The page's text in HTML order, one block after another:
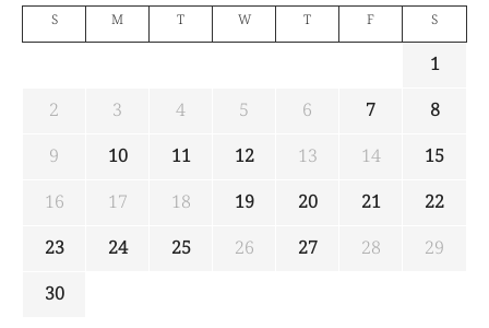
S M T W T F S
1
2
3 4 5 6 7
8
9
10 11 12 13 14
15
16
17 18 19 20 21
22
23
24 25 26 27 28
29
30